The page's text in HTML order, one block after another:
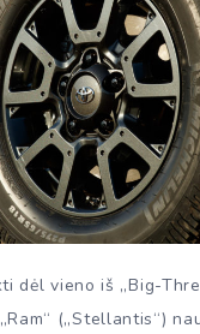
dėl vieno iš „Big-
(„Stellantis“)